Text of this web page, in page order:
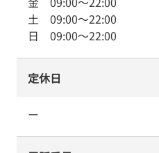
土 09:00～22:00
日 09:00～22:00
定休日
ー